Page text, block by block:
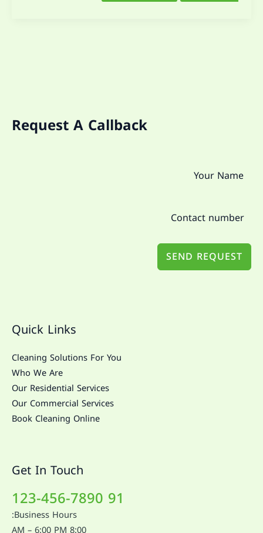
Request A Callback
SEND REQUEST
Quick Links
Cleaning Solutions For You
Who We Are
Our Residential Services
Our Commercial Services
Book Cleaning Online
Get In Touch
91 123-456-7890
Business Hours: